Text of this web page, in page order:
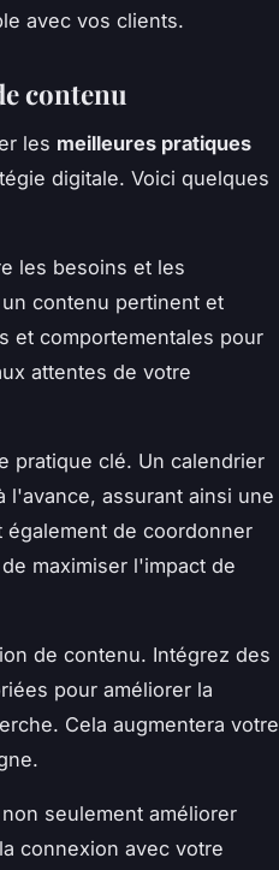
avec vos clients.
contenu
les meilleures pratiques
digitale. Voici quelques
les besoins et les
contenu pertinent et
et comportementales pour
attentes de votre
pratique clé. Un calendrier
l'avance, assurant ainsi une
de coordonner
maximiser l'impact de
de contenu. Intégrez des
pour améliorer la
Cela augmentera votre
seulement améliorer
connexion avec votre